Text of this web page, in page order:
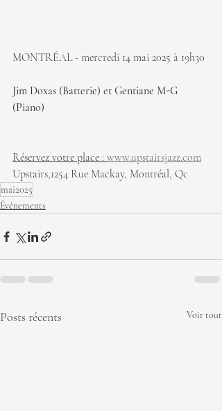
MONTRÉAL - mercredi 14 mai 2025 à 19h30
Jim Doxas (Batterie) et Gentiane M-G
(Piano)
Réservez votre place : www.upstairsjazz.com
Upstairs,1254 Rue Mackay, Montréal, Qc
mai2025
Événements
Posts récents Voir tout